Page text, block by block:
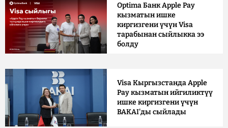
Optima Банк Apple Pay
кызматын ишке
киргизгени үчүн Visa
тарабынан сыйлыкка ээ
болду
Visa Кыргызстанда Apple
Pay кызматын ийгиликтүү
ишке киргизгени үчүн
BAKAI'ды сыйлады